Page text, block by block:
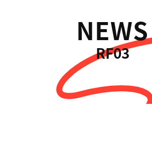
創業ストーリー
FOXの歩み
CASEPLAY
Company
NEWS
RF03